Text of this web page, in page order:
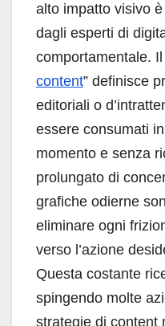
alto impatto visivo
dagli esperti di
comportamentale.
content” definisce
editoriali o
essere consumati
momento e senza
prolungato di
grafiche odierne
eliminare ogni
verso l’azione
Questa costante
spingendo molte
strategie di content